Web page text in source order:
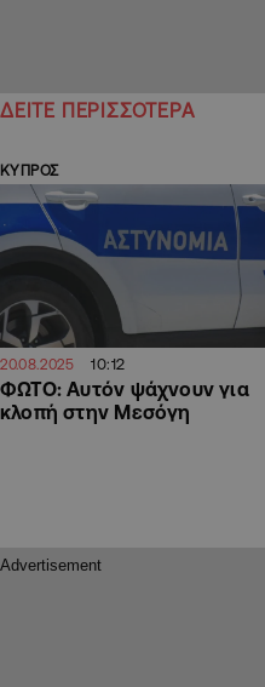
ΔΕΙΤΕ ΠΕΡΙΣΣΟΤΕΡΑ
ΚΥΠΡΟΣ
20.08.2025 10:12
ΦΩΤΟ: Αυτόν ψάχνουν για
κλοπή στην Μεσόγη